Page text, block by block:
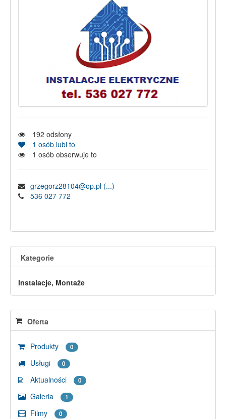
192 odsłony
1 osób lubi to
1 osób obserwuje to
grzegorz28104@op.pl (...)
536 027 772
Kategorie
Instalacje, Montaże
Oferta
Produkty 0
Usługi 0
Aktualności 0
Galeria 1
Filmy 0